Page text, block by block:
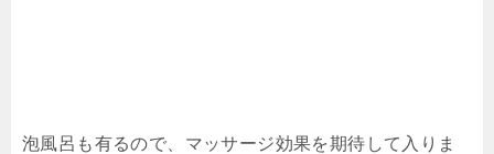
泡風呂も有るので、マッサージ効果を期待して入りま